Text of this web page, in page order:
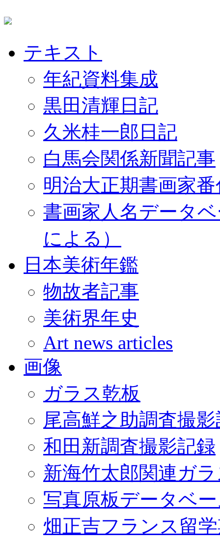
テキスト
年紀資料集成
黒田清輝日記
久米桂一郎日記
白馬会関係新聞記事
明治大正期書画家
書画家人名データ
による）
日本美術年鑑
物故者記事
美術界年史
Art news articles
画像
ガラス乾板
尾高鮮之助調査撮
和田新調査撮影記録
新海竹太郎関連ガ
写真原板データベ
畑正吉フランス留